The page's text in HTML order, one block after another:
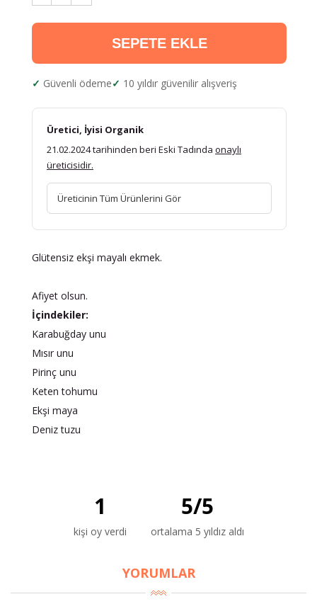
SEPETE EKLE
Güvenli ödeme 10 yıldır güvenilir alışveriş
Üretici, İyisi Organik
21.02.2024 tarihinden beri Eski Tadında onaylı
üreticisidir.
Üreticinin Tüm Ürünlerini Gör
Glütensiz ekşi mayalı ekmek.
Afiyet olsun.
İçindekiler:
Karabuğday unu
Mısır unu
Pirinç unu
Keten tohumu
Ekşi maya
Deniz tuzu
1
kişi oy verdi
5/5
ortalama 5 yıldız aldı
YORUMLAR